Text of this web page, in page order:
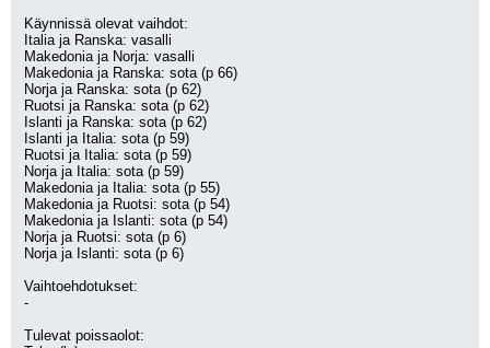
Käynnissä olevat vaihdot:
Italia ja Ranska: vasalli
Makedonia ja Norja: vasalli
Makedonia ja Ranska: sota (p 66)
Norja ja Ranska: sota (p 62)
Ruotsi ja Ranska: sota (p 62)
Islanti ja Ranska: sota (p 62)
Islanti ja Italia: sota (p 59)
Ruotsi ja Italia: sota (p 59)
Norja ja Italia: sota (p 59)
Makedonia ja Italia: sota (p 55)
Makedonia ja Ruotsi: sota (p 54)
Makedonia ja Islanti: sota (p 54)
Norja ja Ruotsi: sota (p 6)
Norja ja Islanti: sota (p 6)
Vaihtoehdotukset:
-
Tulevat poissaolot: